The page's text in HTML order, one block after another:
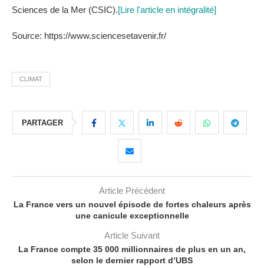
Sciences de la Mer (CSIC).[Lire l'article en intégralité]
Source: https://www.sciencesetavenir.fr/
CLIMAT
PARTAGER
Article Précédent
La France vers un nouvel épisode de fortes chaleurs après
une canicule exceptionnelle
Article Suivant
La France compte 35 000 millionnaires de plus en un an,
selon le dernier rapport d’UBS